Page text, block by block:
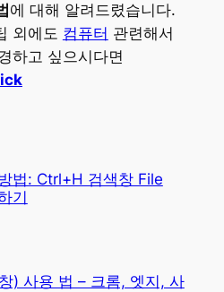
에 대해 알려드렸습니다.
외에도 컴퓨터 관련해서
하고 싶으시다면
법: Ctrl+H 검색창 File
기
) 사용 법 – 크롬, 엣지, 사